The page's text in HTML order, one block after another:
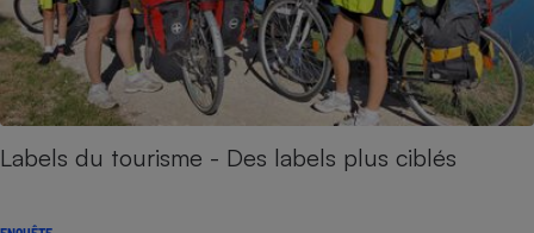
Labels du tourisme - Des labels plus ciblés